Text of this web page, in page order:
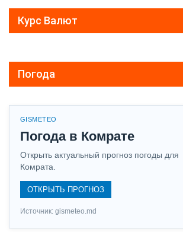
Курс Валют
Погода
GISMETEO
Погода в Комрате
Открыть актуальный прогноз погоды для
Комрата.
ОТКРЫТЬ ПРОГНОЗ
Источник: gismeteo.md